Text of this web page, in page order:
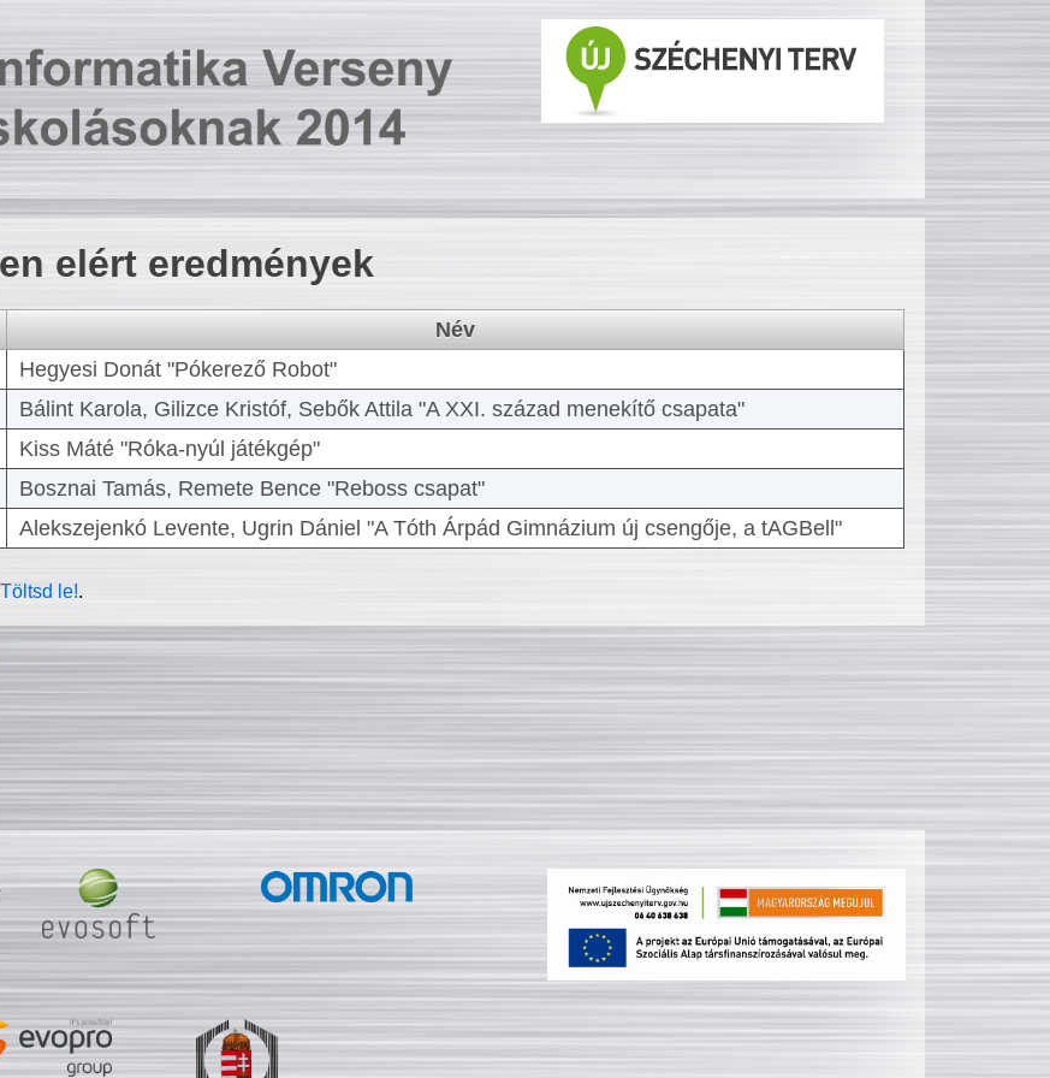
elért eredmények
Név
Hegyesi Donát "Pókerező Robot"
Bálint Karola, Gilizce Kristóf, Sebők Attila "A XXI. század menekítő csapata"
Kiss Máté "Róka-nyúl játékgép"
Bosznai Tamás, Remete Bence "Reboss csapat"
Alekszejenkó Levente, Ugrin Dániel "A Tóth Árpád Gimnázium új csengője, a tAGBell"
Töltsd le!.